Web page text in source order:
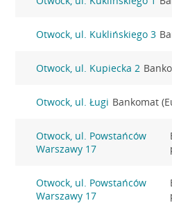
Otwock, ul. Kuklińskiego 3
Otwock, ul. Kupiecka 2
Otwock, ul. Ługi Bankomat
Otwock, ul. Powstańców
Warszawy 17
Otwock, ul. Powstańców
Warszawy 17